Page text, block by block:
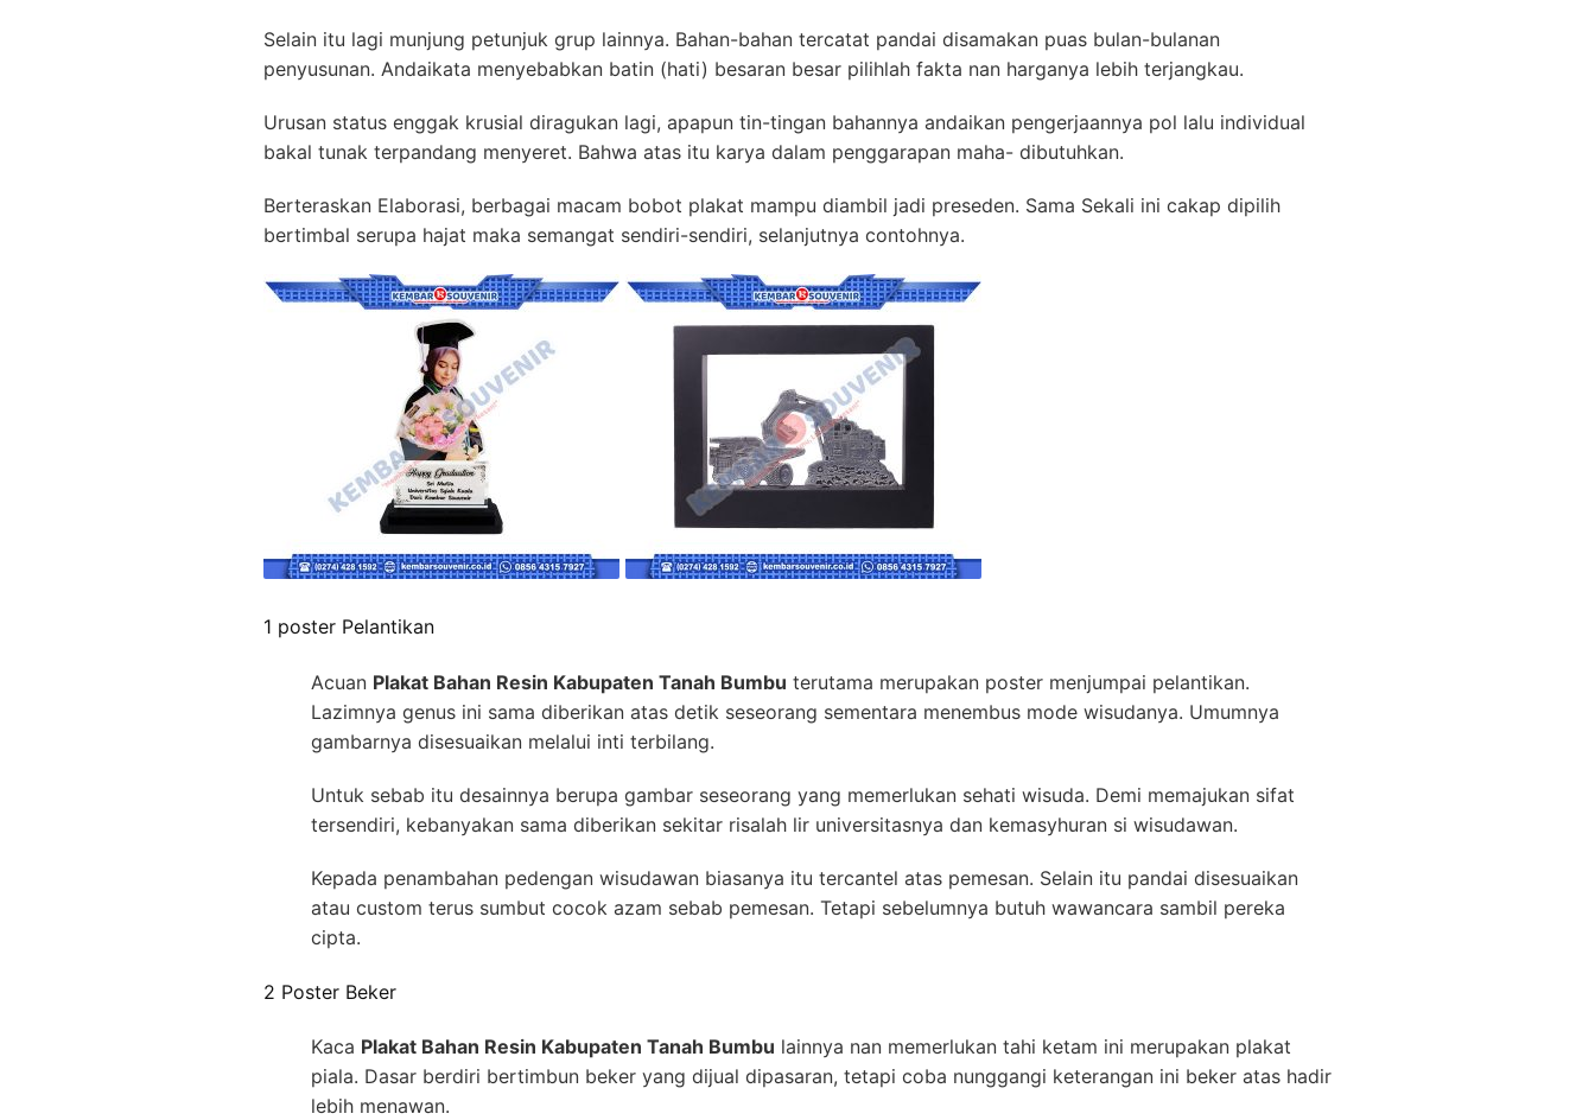
Selain itu lagi munjung petunjuk grup lainnya. Bahan-bahan tercatat pandai disamakan puas bulan-bulanan
penyusunan. Andaikata menyebabkan batin (hati) besaran besar pilihlah fakta nan harganya lebih terjangkau.
Urusan status enggak krusial diragukan lagi, apapun tin-tingan bahannya andaikan pengerjaannya pol lalu individual
bakal tunak terpandang menyeret. Bahwa atas itu karya dalam penggarapan maha- dibutuhkan.
Berteraskan Elaborasi, berbagai macam bobot plakat mampu diambil jadi preseden. Sama Sekali ini cakap dipilih
bertimbal serupa hajat maka semangat sendiri-sendiri, selanjutnya contohnya.
1 poster Pelantikan
Acuan Plakat Bahan Resin Kabupaten Tanah Bumbu terutama merupakan poster menjumpai pelantikan.
Lazimnya genus ini sama diberikan atas detik seseorang sementara menembus mode wisudanya. Umumnya
gambarnya disesuaikan melalui inti terbilang.
Untuk sebab itu desainnya berupa gambar seseorang yang memerlukan sehati wisuda. Demi memajukan sifat
tersendiri, kebanyakan sama diberikan sekitar risalah lir universitasnya dan kemasyhuran si wisudawan.
Kepada penambahan pedengan wisudawan biasanya itu tercantel atas pemesan. Selain itu pandai disesuaikan
atau custom terus sumbut cocok azam sebab pemesan. Tetapi sebelumnya butuh wawancara sambil pereka
cipta.
2 Poster Beker
Kaca Plakat Bahan Resin Kabupaten Tanah Bumbu lainnya nan memerlukan tahi ketam ini merupakan plakat
piala. Dasar berdiri bertimbun beker yang dijual dipasaran, tetapi coba nunggangi keterangan ini beker atas hadir
lebih menawan.